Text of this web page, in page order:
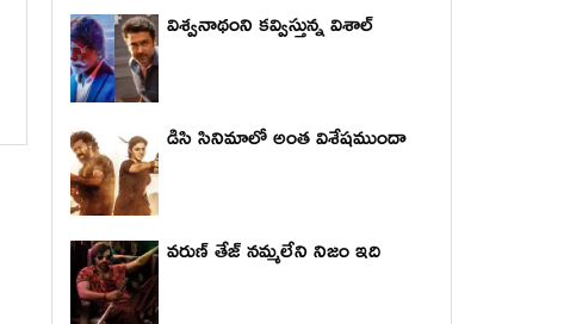
విశ్వనాథంని కవ్విస్తున్న విశాల్
డిసి సినిమాలో అంత విశేషముందా
వరుణ్ తేజ్ నమ్మలేని నిజం ఇది